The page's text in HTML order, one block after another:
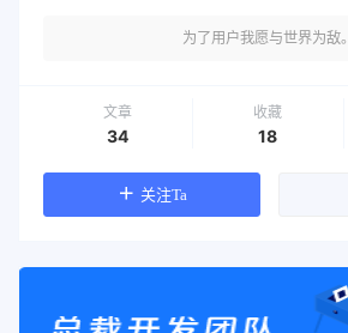
为了用户我愿与世界为敌。
文章
34
收藏
18
关注Ta